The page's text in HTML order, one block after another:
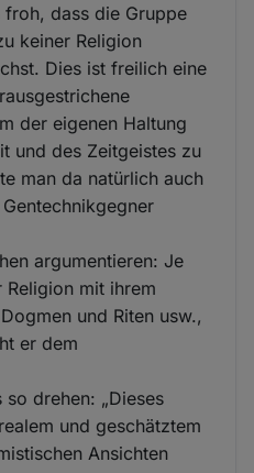
dass die Gruppe
keiner Religion
Dies ist freilich eine
der eigenen Haltung
und des Zeitgeistes zu
man da natürlich auch
argumentieren: Je
Religion mit ihrem
und Riten usw.,
er dem
drehen: „Dieses
und geschätztem
Ansichten